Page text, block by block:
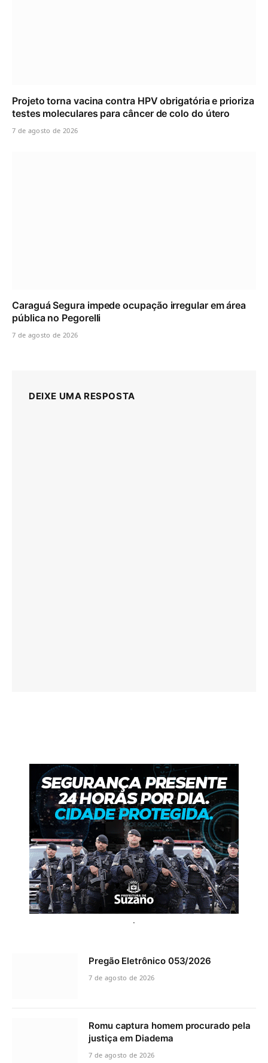
Projeto torna vacina contra HPV obrigatória e prioriza
testes moleculares para câncer de colo do útero
7 de agosto de 2026
Caraguá Segura impede ocupação irregular em área
pública no Pegorelli
7 de agosto de 2026
DEIXE UMA RESPOSTA
.
Pregão Eletrônico 053/2026
7 de agosto de 2026
Romu captura homem procurado pela
justiça em Diadema
7 de agosto de 2026